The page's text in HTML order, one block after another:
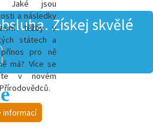
Jaké jsou
a následky
těžby v
státech a
pro ně
má? Více se
v novém
informací
Získej skvělé